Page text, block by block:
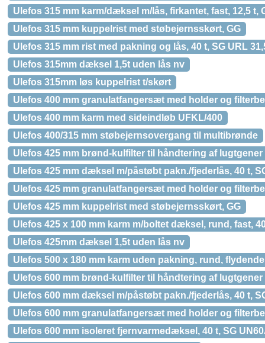
Ulefos 315 mm karm/dæksel m/lås, firkantet, fast, 12,5 t,
Ulefos 315 mm kuppelrist med støbejernsskørt, GG
Ulefos 315 mm rist med pakning og lås, 40 t, SG URL
Ulefos 315mm dæksel 1,5t uden lås nv
Ulefos 315mm løs kuppelrist t/skørt
Ulefos 400 mm granulatfangersæt med holder og
Ulefos 400 mm karm med sideindløb UFKL/400
Ulefos 400/315 mm støbejernsovergang til multibrønde
Ulefos 425 mm brønd-kulfilter til håndtering af lugtgener
Ulefos 425 mm dæksel m/påstøbt pakn./fjederlås, 40 t,
Ulefos 425 mm granulatfangersæt med holder og
Ulefos 425 mm kuppelrist med støbejernsskørt, GG
Ulefos 425 x 100 mm karm m/boltet dæksel, rund, fast,
Ulefos 425mm dæksel 1,5t uden lås nv
Ulefos 500 x 180 mm karm uden pakning, rund,
Ulefos 600 mm brønd-kulfilter til håndtering af lugtgener
Ulefos 600 mm dæksel m/påstøbt pakn./fjederlås, 40 t,
Ulefos 600 mm granulatfangersæt med holder og
Ulefos 600 mm isoleret fjernvarmedæksel, 40 t, SG